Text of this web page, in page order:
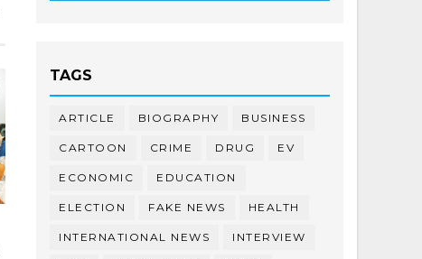
TAGS
ARTICLE BIOGRAPHY BUSINESS
CARTOON CRIME DRUG EV
ECONOMIC EDUCATION
ELECTION FAKE NEWS HEALTH
INTERNATIONAL NEWS INTERVIEW